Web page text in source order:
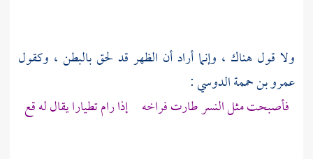
ولا قول هناك ، وإنما أراد أن الظهر قد لحق بالبطن ، وكقول
عمرو بن حممة الدوسي:
فأصبحت مثل النسر طارت فراخه إذا رام تطيارا يقال له قع